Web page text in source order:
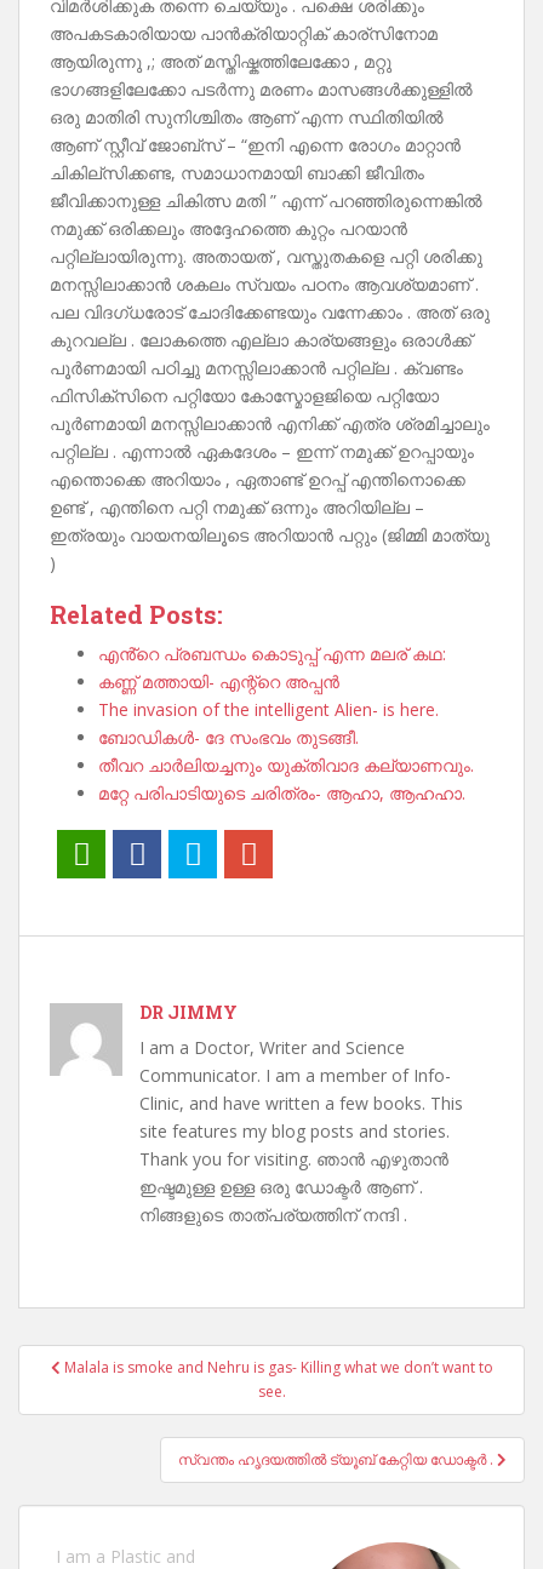
വിമർശിക്കുക തന്നെ ചെയ്യും . പക്ഷെ ശരിക്കും
അപകടകാരിയായ പാൻക്രിയാറ്റിക് കാര്സിനോമ
ആയിരുന്നു ,; അത് മസ്തിഷ്കത്തിലേക്കോ , മറ്റു
ഭാഗങ്ങളിലേക്കോ പടർന്നു മരണം മാസങ്ങൾക്കുള്ളിൽ
ഒരു മാതിരി സുനിശ്ചിതം ആണ് എന്ന സ്ഥിതിയിൽ
ആണ് സ്റ്റീവ് ജോബ്സ് – “ഇനി എന്നെ രോഗം മാറ്റാൻ
ചികില്സിക്കണ്ട, സമാധാനമായി ബാക്കി ജീവിതം
ജീവിക്കാനുള്ള ചികിത്സ മതി ” എന്ന് പറഞ്ഞിരുന്നെങ്കിൽ
നമുക്ക് ഒരിക്കലും അദ്ദേഹത്തെ കുറ്റം പറയാൻ
പറ്റില്ലായിരുന്നു. അതായത് , വസ്തുതകളെ പറ്റി ശരിക്കു
മനസ്സിലാക്കാൻ ശകലം സ്വയം പഠനം ആവശ്യമാണ് .
പല വിദഗ്ധരോട് ചോദിക്കേണ്ടയും വന്നേക്കാം . അത് ഒരു
കുറവല്ല . ലോകത്തെ എല്ലാ കാര്യങ്ങളും ഒരാൾക്ക്
പൂർണമായി പഠിച്ചു മനസ്സിലാക്കാൻ പറ്റില്ല . ക്വണ്ടം
ഫിസിക്സിനെ പറ്റിയോ കോസ്മോളജിയെ പറ്റിയോ
പൂർണമായി മനസ്സിലാക്കാൻ എനിക്ക് എത്ര ശ്രമിച്ചാലും
പറ്റില്ല . എന്നാൽ ഏകദേശം – ഇന്ന് നമുക്ക് ഉറപ്പായും
എന്തൊക്കെ അറിയാം , ഏതാണ്ട് ഉറപ്പ് എന്തിനൊക്കെ
ഉണ്ട് , എന്തിനെ പറ്റി നമുക്ക് ഒന്നും അറിയില്ല –
ഇത്രയും വായനയിലൂടെ അറിയാൻ പറ്റും (ജിമ്മി മാത്യു
)
Related Posts:
എൻ്റെ പ്രബന്ധം കൊടുപ്പ് എന്ന മലര് കഥ:
കണ്ണ് മത്തായി- എന്റ്റെ അപ്പൻ
The invasion of the intelligent Alien- is here.
ബോഡികൾ- ദേ സംഭവം തുടങ്ങീ.
തീവറ ചാർലിയച്ചനും യുക്തിവാദ കല്യാണവും.
മറ്റേ പരിപാടിയുടെ ചരിത്രം- ആഹാ, ആഹഹാ.
DR JIMMY
I am a Doctor, Writer and Science
Communicator. I am a member of Info-
Clinic, and have written a few books. This
site features my blog posts and stories.
Thank you for visiting. ഞാൻ എഴുതാൻ
ഇഷ്ടമുള്ള ഉള്ള ഒരു ഡോക്ടർ ആണ് .
നിങ്ങളുടെ താത്പര്യത്തിന് നന്ദി .
PostMalala is smoke and Nehru is gas- Killing what we don’t want to
see.
സ്വന്തം ഹൃദയത്തിൽ ട്യൂബ് കേറ്റിയ ഡോക്ടർ .
I am a Plastic and